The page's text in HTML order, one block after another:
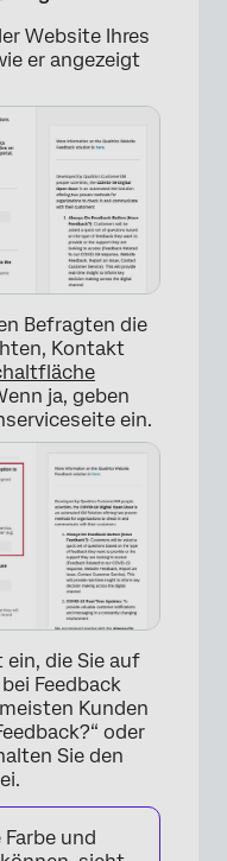
×
Website Ihres
er angezeigt
Befragten die
Kontakt
ja, geben
ein.
ein, die Sie auf
Feedback
Kunden
oder
Sie den
und